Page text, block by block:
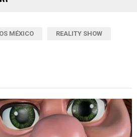
MÉXICO REALITY SHOW